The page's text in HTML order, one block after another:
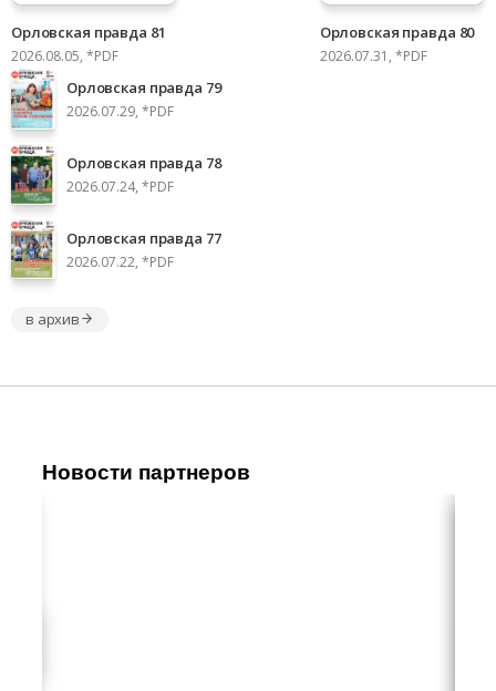
Орловская правда 81
2026.08.05, *PDF
Орловская правда 80
2026.07.31, *PDF
Орловская правда 79
2026.07.29, *PDF
Орловская правда 78
2026.07.24, *PDF
Орловская правда 77
2026.07.22, *PDF
в архив
Новости партнеров